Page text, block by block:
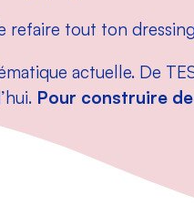
refaire tout ton
actuelle. De
Pour construire